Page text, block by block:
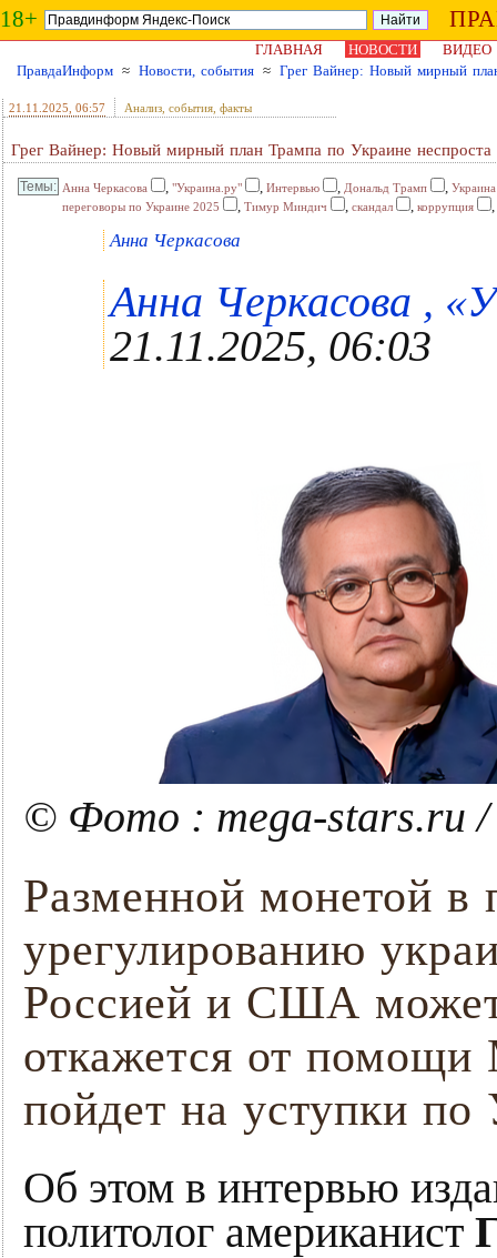
18+
ГЛАВНАЯ НОВОСТИ
ВИДЕО
ПравдаИнформ ≈ Новости, события ≈ Грег Вайнер: Новый мирный
21.11.2025 , 06:57 Анализ, события, факты
Грег Вайнер: Новый мирный план Трампа по Украине неспроста
Анна Черкасова , "Украина.ру" , Интервью , Дональд Трамп , Украина
переговоры по Украине 2025
, Тимур Миндич , скандал , коррупция ,
Анна Черкасова
Анна Черкасова ,
21.11.2025, 06:03
© Фото : mega-stars.ru /
Разменной монетой в
урегулированию
Россией и США может
откажется от
пойдет на уступки по
Об этом в интервью
политолог американист